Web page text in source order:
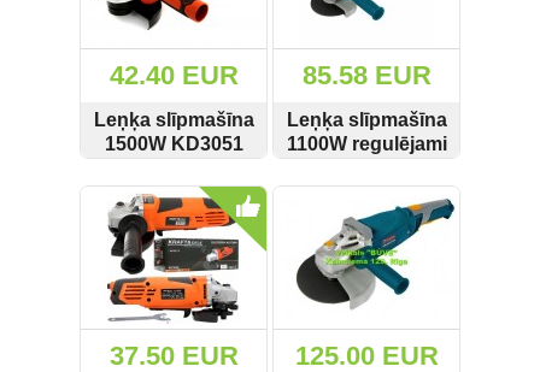
42.40 EUR
Leņķa slīpmašīna
1500W KD3051
SKATĪT PIRKT
85.58 EUR
Leņķa slīpmašīna
1100W regulējami
REBIR LSM-
125/1100E
SKATĪT PIRKT
37.50 EUR 125.00 EUR